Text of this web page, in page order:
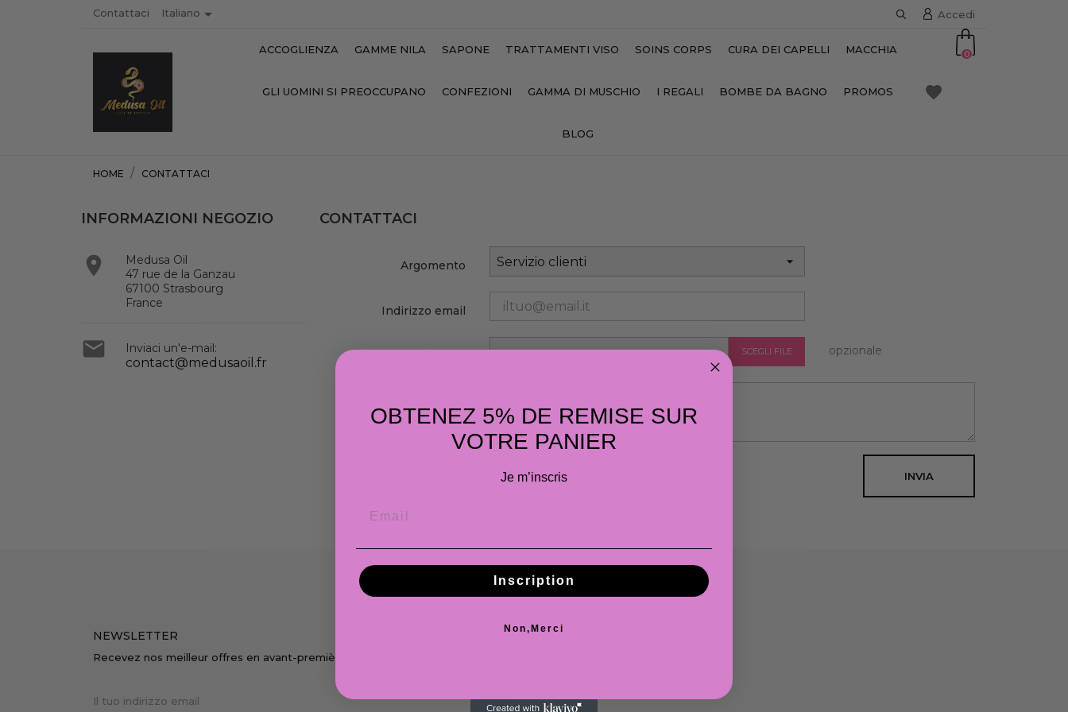
Contattaci Italiano Accedi
ACCOGLIENZA GAMME NILA SAPONE TRATTAMENTI VISO SOINS CORPS CURA DEI CAPELLI MACCHIA
GLI UOMINI SI PREOCCUPANO CONFEZIONI GAMMA DI MUSCHIO I REGALI BOMBE DA BAGNO PROMOS
BLOG
favorite
0
HOME CONTATTACI
INFORMAZIONI NEGOZIO

Medusa Oil
47 rue de la Ganzau
67100 Strasbourg
France
 Inviaci un'e-mail:
contact@medusaoil.fr
CONTATTACI
Argomento
Indirizzo email
Documento allegato SCEGLI FILE opzionale
NEWSLETTER
Recevez nos meilleur offres en avant-première.
OBTENEZ 5% DE REMISE SUR
VOTRE PANIER
Je m’inscris
Inscription
Non,Merci